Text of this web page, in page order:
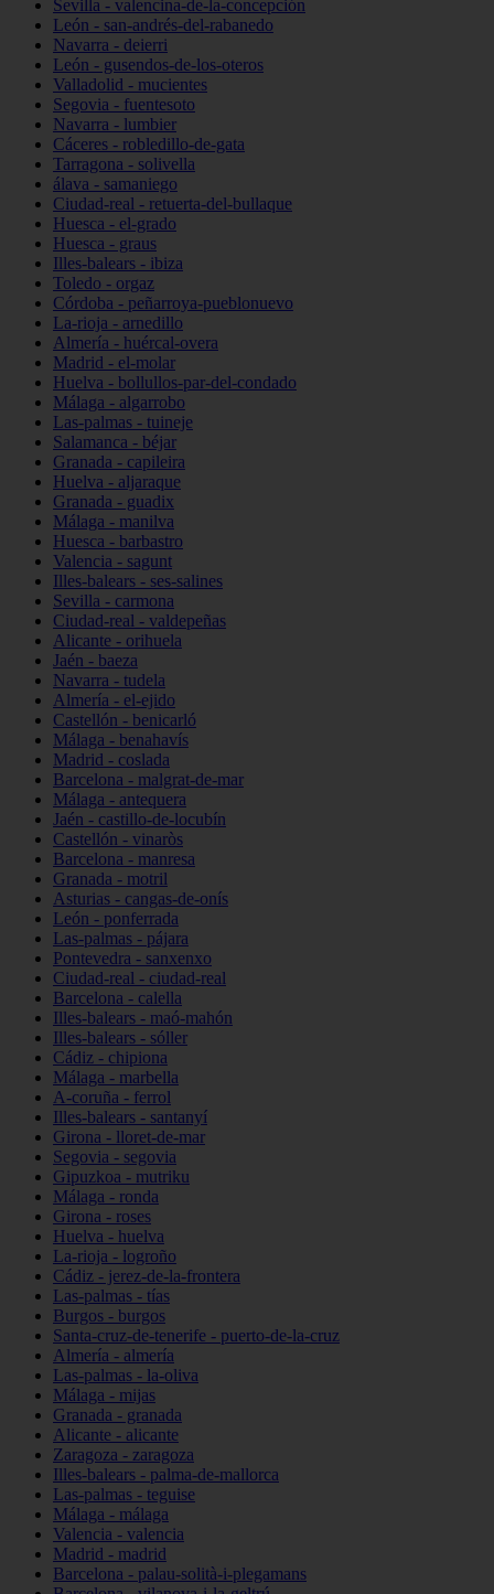
Sevilla - valencina-de-la-concepción
León - san-andrés-del-rabanedo
Navarra - deierri
León - gusendos-de-los-oteros
Valladolid - mucientes
Segovia - fuentesoto
Navarra - lumbier
Cáceres - robledillo-de-gata
Tarragona - solivella
álava - samaniego
Ciudad-real - retuerta-del-bullaque
Huesca - el-grado
Huesca - graus
Illes-balears - ibiza
Toledo - orgaz
Córdoba - peñarroya-pueblonuevo
La-rioja - arnedillo
Almería - huércal-overa
Madrid - el-molar
Huelva - bollullos-par-del-condado
Málaga - algarrobo
Las-palmas - tuineje
Salamanca - béjar
Granada - capileira
Huelva - aljaraque
Granada - guadix
Málaga - manilva
Huesca - barbastro
Valencia - sagunt
Illes-balears - ses-salines
Sevilla - carmona
Ciudad-real - valdepeñas
Alicante - orihuela
Jaén - baeza
Navarra - tudela
Almería - el-ejido
Castellón - benicarló
Málaga - benahavís
Madrid - coslada
Barcelona - malgrat-de-mar
Málaga - antequera
Jaén - castillo-de-locubín
Castellón - vinaròs
Barcelona - manresa
Granada - motril
Asturias - cangas-de-onís
León - ponferrada
Las-palmas - pájara
Pontevedra - sanxenxo
Ciudad-real - ciudad-real
Barcelona - calella
Illes-balears - maó-mahón
Illes-balears - sóller
Cádiz - chipiona
Málaga - marbella
A-coruña - ferrol
Illes-balears - santanyí
Girona - lloret-de-mar
Segovia - segovia
Gipuzkoa - mutriku
Málaga - ronda
Girona - roses
Huelva - huelva
La-rioja - logroño
Cádiz - jerez-de-la-frontera
Las-palmas - tías
Burgos - burgos
Santa-cruz-de-tenerife - puerto-de-la-cruz
Almería - almería
Las-palmas - la-oliva
Málaga - mijas
Granada - granada
Alicante - alicante
Zaragoza - zaragoza
Illes-balears - palma-de-mallorca
Las-palmas - teguise
Málaga - málaga
Valencia - valencia
Madrid - madrid
Barcelona - palau-solità-i-plegamans